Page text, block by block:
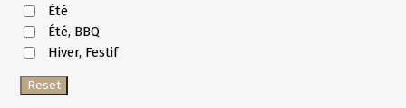
Été
Été, BBQ
Hiver, Festif
Reset